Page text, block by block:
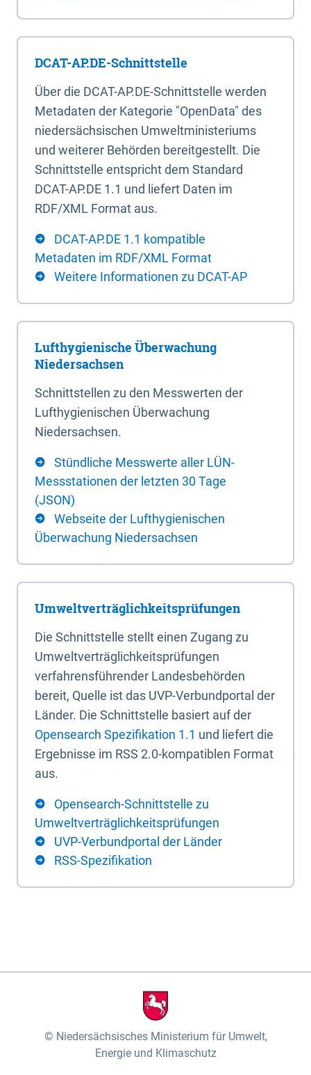
DCAT-AP.DE-Schnittstelle
Über die DCAT-AP.DE-Schnittstelle werden
Metadaten der Kategorie "OpenData" des
niedersächsischen Umweltministeriums
und weiterer Behörden bereitgestellt. Die
Schnittstelle entspricht dem Standard
DCAT-AP.DE 1.1 und liefert Daten im
RDF/XML Format aus.
DCAT-AP.DE 1.1 kompatible
Metadaten im RDF/XML Format
Weitere Informationen zu DCAT-AP
Lufthygienische Überwachung
Niedersachsen
Schnittstellen zu den Messwerten der
Lufthygienischen Überwachung
Niedersachsen.
Stündliche Messwerte aller LÜN-
Messstationen der letzten 30 Tage
(JSON)
Webseite der Lufthygienischen
Überwachung Niedersachsen
Umweltverträglichkeitsprüfungen
Die Schnittstelle stellt einen Zugang zu
Umweltverträglichkeitsprüfungen
verfahrensführender Landesbehörden
bereit, Quelle ist das UVP-Verbundportal der
Länder. Die Schnittstelle basiert auf der
Opensearch Spezifikation 1.1 und liefert die
Ergebnisse im RSS 2.0-kompatiblen Format
aus.
Opensearch-Schnittstelle zu
Umweltverträglichkeitsprüfungen
UVP-Verbundportal der Länder
RSS-Spezifikation
Niedersächsisches Ministerium für Umwelt,
Energie und Klimaschutz